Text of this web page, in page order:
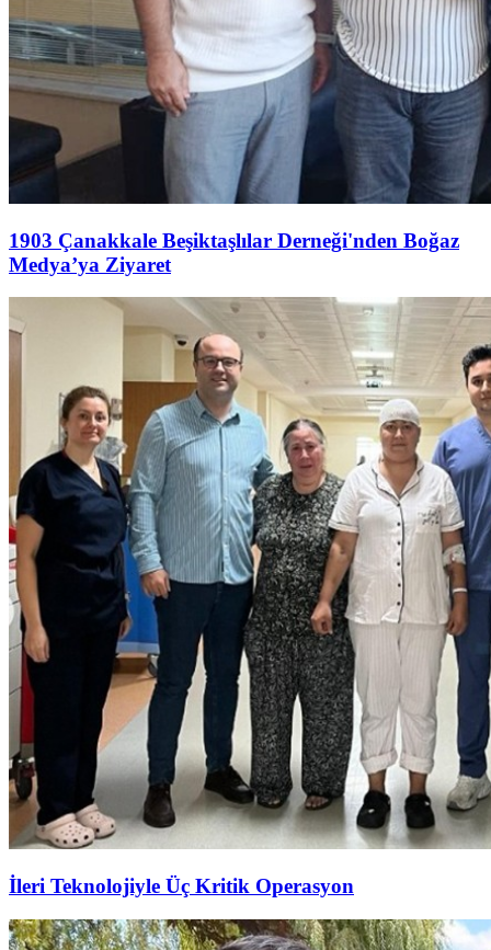
1903 Çanakkale Beşiktaşlılar Derneği'nden Boğaz
Medya’ya Ziyaret
İleri Teknolojiyle Üç Kritik Operasyon